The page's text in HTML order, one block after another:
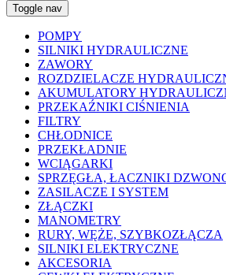
Toggle nav
POMPY
SILNIKI HYDRAULICZNE
ZAWORY
ROZDZIELACZE
AKUMULATORY
PRZEKAŹNIKI CIŚNIENIA
FILTRY
CHŁODNICE
PRZEKŁADNIE
WCIĄGARKI
SPRZĘGŁA, ŁACZNIKI
ZASILACZE I SYSTEM
ZŁĄCZKI
MANOMETRY
RURY, WĘŻE, SZYBKOZŁĄCZA
SILNIKI ELEKTRYCZNE
AKCESORIA